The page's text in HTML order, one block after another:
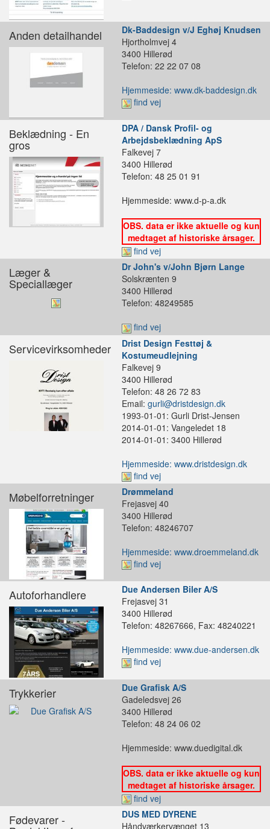
Anden detailhandel
Dk-Baddesign v/J Eghøj Knudsen
Hjortholmvej 4
3400 Hillerød
Telefon: 22 22 07 08
Hjemmeside: www.dk-baddesign.dk
find vej
Beklædning - En
gros
DPA / Dansk Profil- og
Arbejdsbeklædning ApS
Falkevej 7
3400 Hillerød
Telefon: 48 25 01 91
Hjemmeside: www.d-p-a.dk
OBS. data er ikke aktuelle og kun
medtaget af historiske årsager.
find vej
Læger &
Speciallæger
Dr John's v/John Bjørn Lange
Solskrænten 9
3400 Hillerød
Telefon: 48249585
find vej
Servicevirksomheder
Drist Design Festtøj &
Kostumeudlejning
Falkevej 9
3400 Hillerød
Telefon: 48 26 72 83
Email: gurli@dristdesign.dk
1993-01-01: Gurli Drist-Jensen
2014-01-01: Vangeledet 18
2014-01-01: 3400 Hillerød
Hjemmeside: www.dristdesign.dk
find vej
Møbelforretninger
Drømmeland
Frejasvej 40
3400 Hillerød
Telefon: 48246707
Hjemmeside: www.droemmeland.dk
find vej
Autoforhandlere
Due Andersen Biler A/S
Frejasvej 31
3400 Hillerød
Telefon: 48267666, Fax: 48240221
Hjemmeside: www.due-andersen.dk
find vej
Trykkerier
Due Grafisk A/S
Gadeledsvej 26
3400 Hillerød
Telefon: 48 24 06 02
Hjemmeside: www.duedigital.dk
OBS. data er ikke aktuelle og kun
medtaget af historiske årsager.
find vej
Fødevarer -
DUS MED DYRENE
Håndværkervænget 13